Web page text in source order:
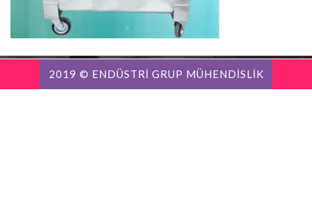
2019 © ENDÜSTRİ GRUP MÜHENDİSLİK